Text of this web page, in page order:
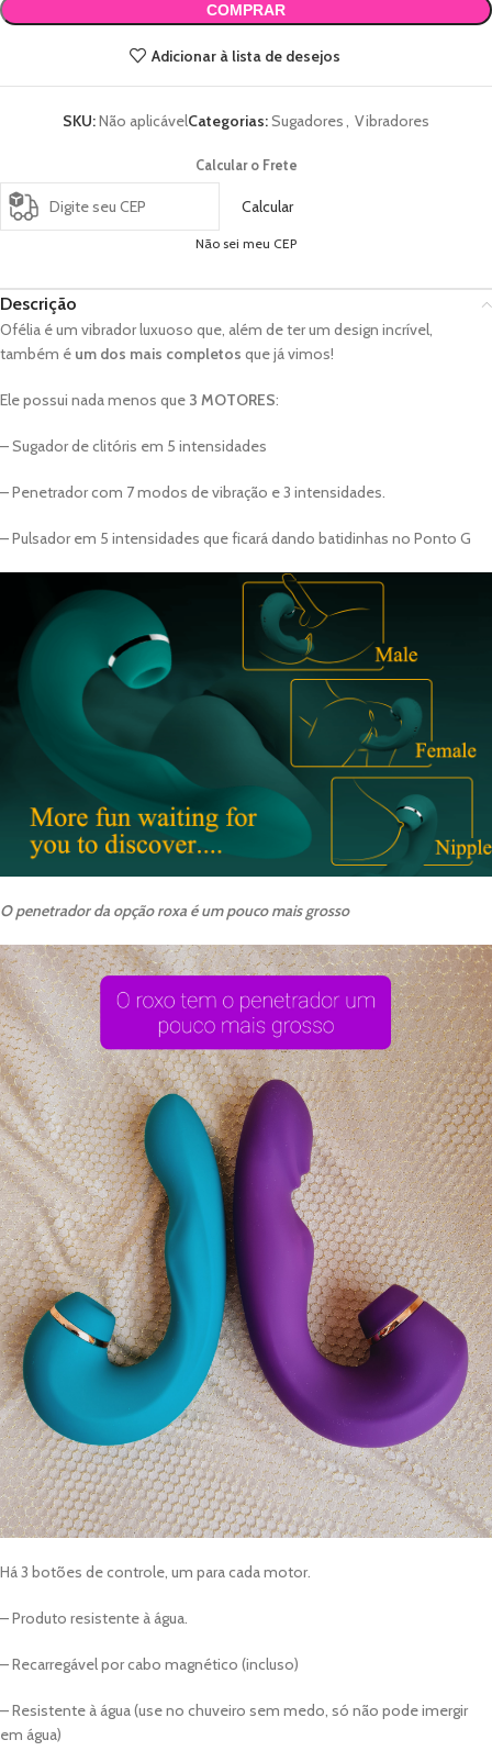
COMPRAR
Adicionar à lista de desejos
SKU:Não aplicávelCategorias:Sugadores, Vibradores
Calcular o Frete
Calcular
Não sei meu CEP
Descrição
Ofélia é um vibrador luxuoso que, além de ter um design incrível,
também é um dos mais completos que já vimos!
Ele possui nada menos que 3 MOTORES:
– Sugador de clitóris em 5 intensidades
– Penetrador com 7 modos de vibração e 3 intensidades.
– Pulsador em 5 intensidades que ficará dando batidinhas no Ponto G
O penetrador da opção roxa é um pouco mais grosso
Há 3 botões de controle, um para cada motor.
– Produto resistente à água.
– Recarregável por cabo magnético (incluso)
– Resistente à água (use no chuveiro sem medo, só não pode imergir
em água)